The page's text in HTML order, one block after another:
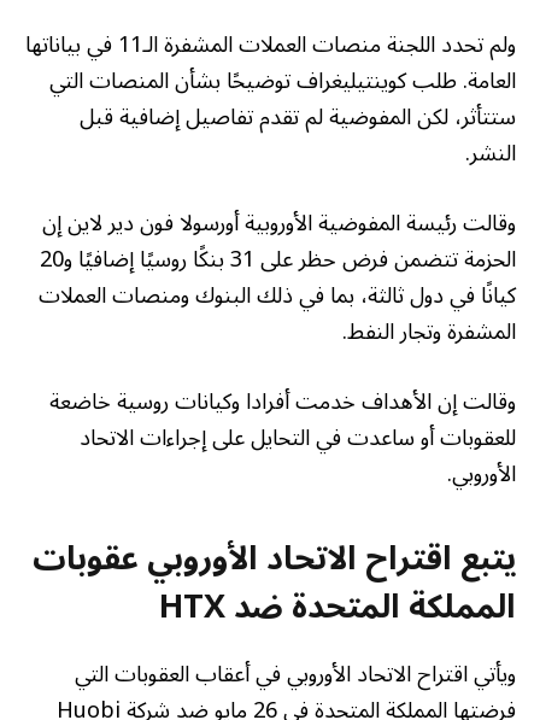
ولم تحدد اللجنة منصات العملات المشفرة الـ11 في بياناتها
العامة. طلب كوينتيليغراف توضيحًا بشأن المنصات التي
ستتأثر، لكن المفوضية لم تقدم تفاصيل إضافية قبل
النشر.
وقالت رئيسة المفوضية الأوروبية أورسولا فون دير لاين إن
الحزمة تتضمن فرض حظر على 31 بنكًا روسيًا إضافيًا و20
كيانًا في دول ثالثة، بما في ذلك البنوك ومنصات العملات
المشفرة وتجار النفط.
وقالت إن الأهداف خدمت أفرادا وكيانات روسية خاضعة
للعقوبات أو ساعدت في التحايل على إجراءات الاتحاد
الأوروبي.
يتبع اقتراح الاتحاد الأوروبي عقوبات
المملكة المتحدة ضد HTX
ويأتي اقتراح الاتحاد الأوروبي في أعقاب العقوبات التي
فرضتها المملكة المتحدة في 26 مايو ضد شركة Huobi